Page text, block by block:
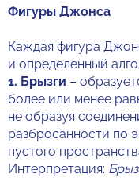
Фигуры Джонса
Каждая фигура
и определенный
1. Брызги –
более или менее
не образуя
разбросанности по
пустого
Интерпретация: